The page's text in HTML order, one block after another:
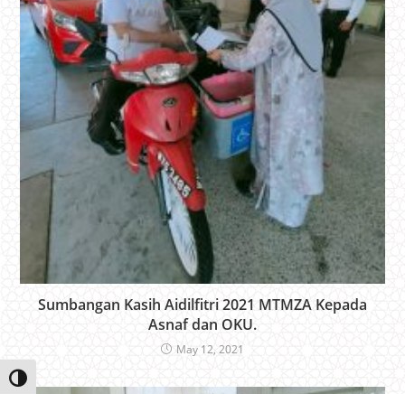
Toggle High Contrast
Sumbangan Kasih Aidilfitri 2021 MTMZA Kepada
Asnaf dan OKU.
May 12, 2021